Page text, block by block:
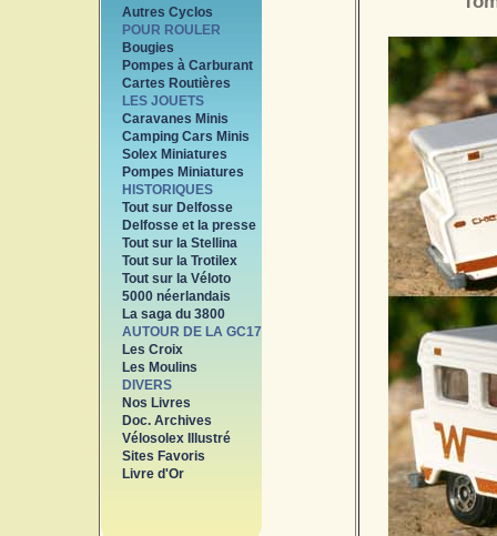
Autres Cyclos
POUR ROULER
Bougies
Pompes à Carburant
Cartes Routières
LES JOUETS
Caravanes Minis
Camping Cars Minis
Solex Miniatures
Pompes Miniatures
HISTORIQUES
Tout sur Delfosse
Delfosse et la presse
Tout sur la Stellina
Tout sur la Trotilex
Tout sur la Véloto
5000 néerlandais
La saga du 3800
AUTOUR DE LA GC17
Les Croix
Les Moulins
DIVERS
Nos Livres
Doc. Archives
Vélosolex Illustré
Sites Favoris
Livre d'Or